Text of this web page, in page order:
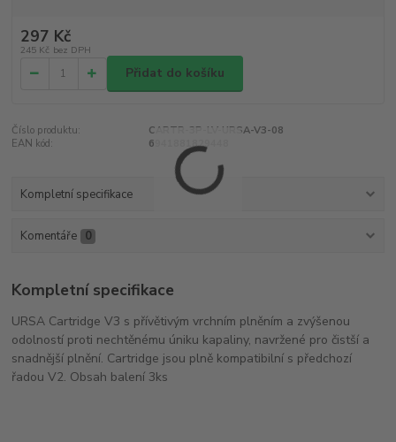
297 Kč
245 Kč bez DPH
Přidat do košíku
Číslo produktu:
CARTR-3P-LV-URSA-V3-08
EAN kód:
6941881829448
Kompletní specifikace
Komentáře 0
Kompletní specifikace
URSA Cartridge V3 s přívětivým vrchním plněním a zvýšenou
odolností proti nechtěnému úniku kapaliny, navržené pro čistší a
snadnější plnění. Cartridge jsou plně kompatibilní s předchozí
řadou V2. Obsah balení 3ks